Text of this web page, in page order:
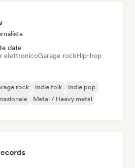
date
elettronicoGarage rockHip-hop
rock Indie folk
Indie pop
Metal / Heavy metal